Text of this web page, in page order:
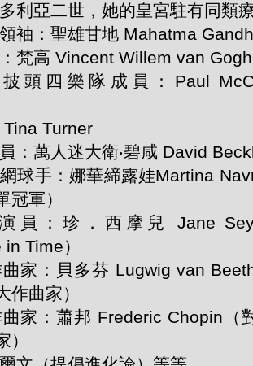
利亞二世，她的皇宮駐有同類
袖：聖雄甘地 Mahatma
梵高 Vincent Willem van Gogh
披頭四樂隊成員：Paul
Turner
：萬人迷大衛‧碧咸 David
球手：娜華締露娃Martina
冠軍）
員：珍．西摩兒 Jane
Time）
家：貝多芬 Lugwig van
作曲家）
家：蕭邦 Frederic Chopin（
）